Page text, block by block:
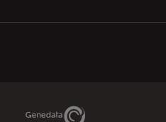
Genedata Link